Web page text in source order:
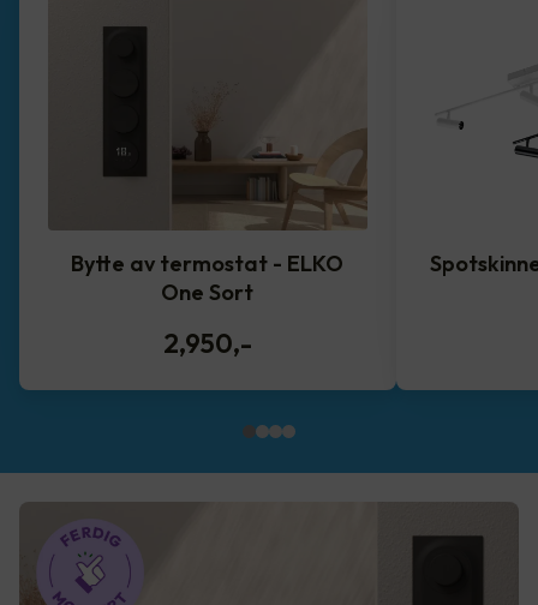
Bytte av termostat - ELKO
One Sort
2,950,-